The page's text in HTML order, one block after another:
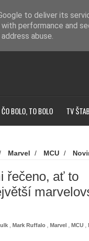
ČO BOLO, TO BOLO TV
Marvel / MCU /
řečeno, ať to
Mark Ruffalo Marvel MCU
to deliver its
with performance and
abuse.